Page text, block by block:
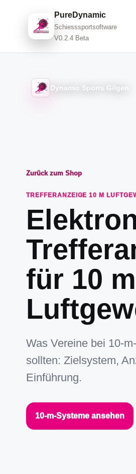
PureDynamic
Schiesssportsoftware
V0.2.4 Beta
Dynamic Sports Gilgen
Zurück zum Shop
TREFFERANZEIGE 10 M
für 10 m
Was Vereine bei 10-
sollten: Zielsystem,
Einführung.
10-m-Systeme ansehen